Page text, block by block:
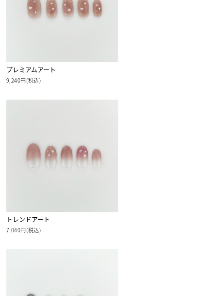
プレミアムアート
9,240円(税込)
トレンドアート
7,040円(税込)